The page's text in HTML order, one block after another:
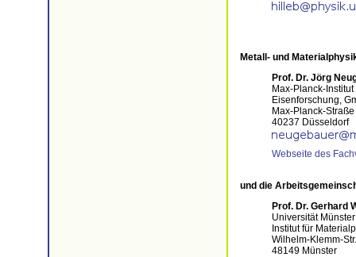
Metall- und
Prof. Dr. Jörg
Max-Planck-Institut
Eisenforschung,
Max-Planck-
40237 Düsseldorf
Webseite des
und die
Prof. Dr. Gerhard
Universität Münster
Institut für
Wilhelm-Klemm-
48149 Münster